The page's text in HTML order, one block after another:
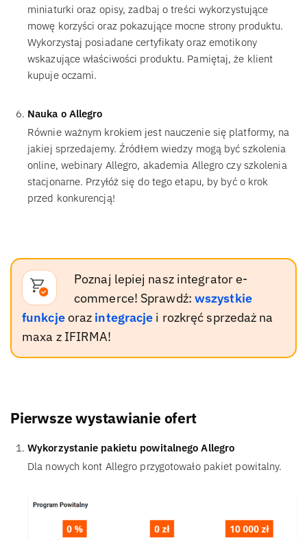
miniaturki oraz opisy, zadbaj o treści wykorzystujące
mowę korzyści oraz pokazujące mocne strony produktu.
Wykorzystaj posiadane certyfikaty oraz emotikony
wskazujące właściwości produktu. Pamiętaj, że klient
kupuje oczami.
Nauka o Allegro
Równie ważnym krokiem jest nauczenie się platformy, na
jakiej sprzedajemy. Źródłem wiedzy mogą być szkolenia
online, webinary Allegro, akademia Allegro czy szkolenia
stacjonarne. Przyłóż się do tego etapu, by być o krok
przed konkurencją!
Poznaj lepiej nasz integrator e-
commerce! Sprawdź: wszystkie
funkcjeoraz integracje i rozkręć sprzedaż na
maxa z IFIRMA!
Pierwsze wystawianie ofert
Wykorzystanie pakietu powitalnego Allegro
Dla nowych kont Allegro przygotowało pakiet powitalny.